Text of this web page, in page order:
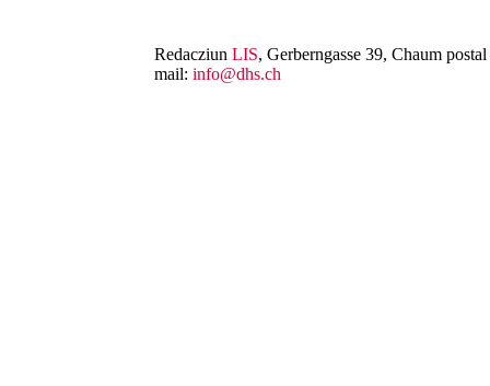
Redacziun LIS, Gerberngasse 39, Chaum
mail: info@dhs.ch